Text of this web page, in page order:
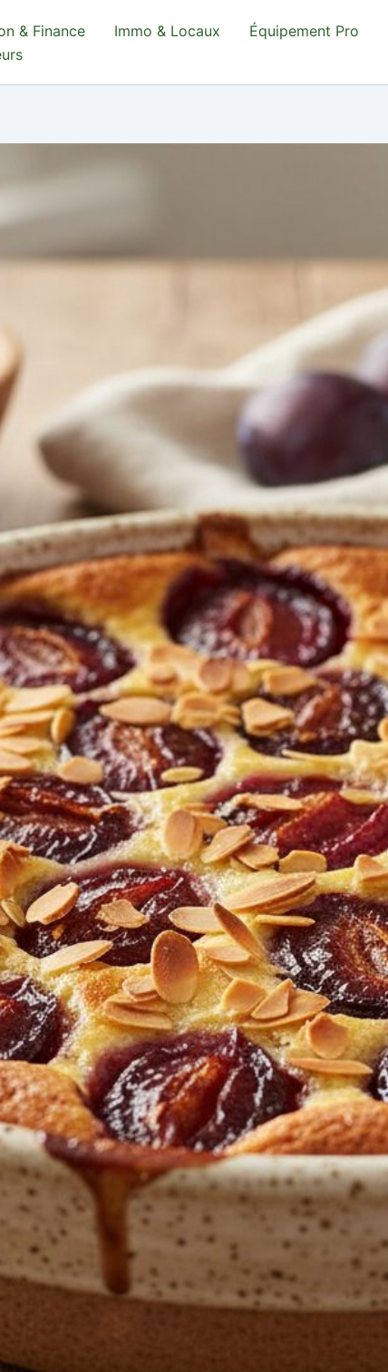
& Finance Immo & Locaux Équipement Pro